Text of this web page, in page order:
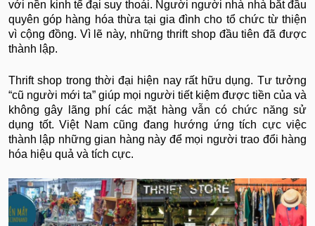
với nền kinh tế đại suy thoái. Người người nhà nhà bắt đầu
quyên góp hàng hóa thừa tại gia đình cho tổ chức từ thiện
vì cộng đồng. Vì lẽ này, những thrift shop đầu tiên đã được
thành lập.
Thrift shop trong thời đại hiện nay rất hữu dụng. Tư tưởng
“cũ người mới ta” giúp mọi người tiết kiệm được tiền của và
không gây lãng phí các mặt hàng vẫn có chức năng sử
dụng tốt. Việt Nam cũng đang hướng ứng tích cực việc
thành lập những gian hàng này để mọi người trao đổi hàng
hóa hiệu quả và tích cực.